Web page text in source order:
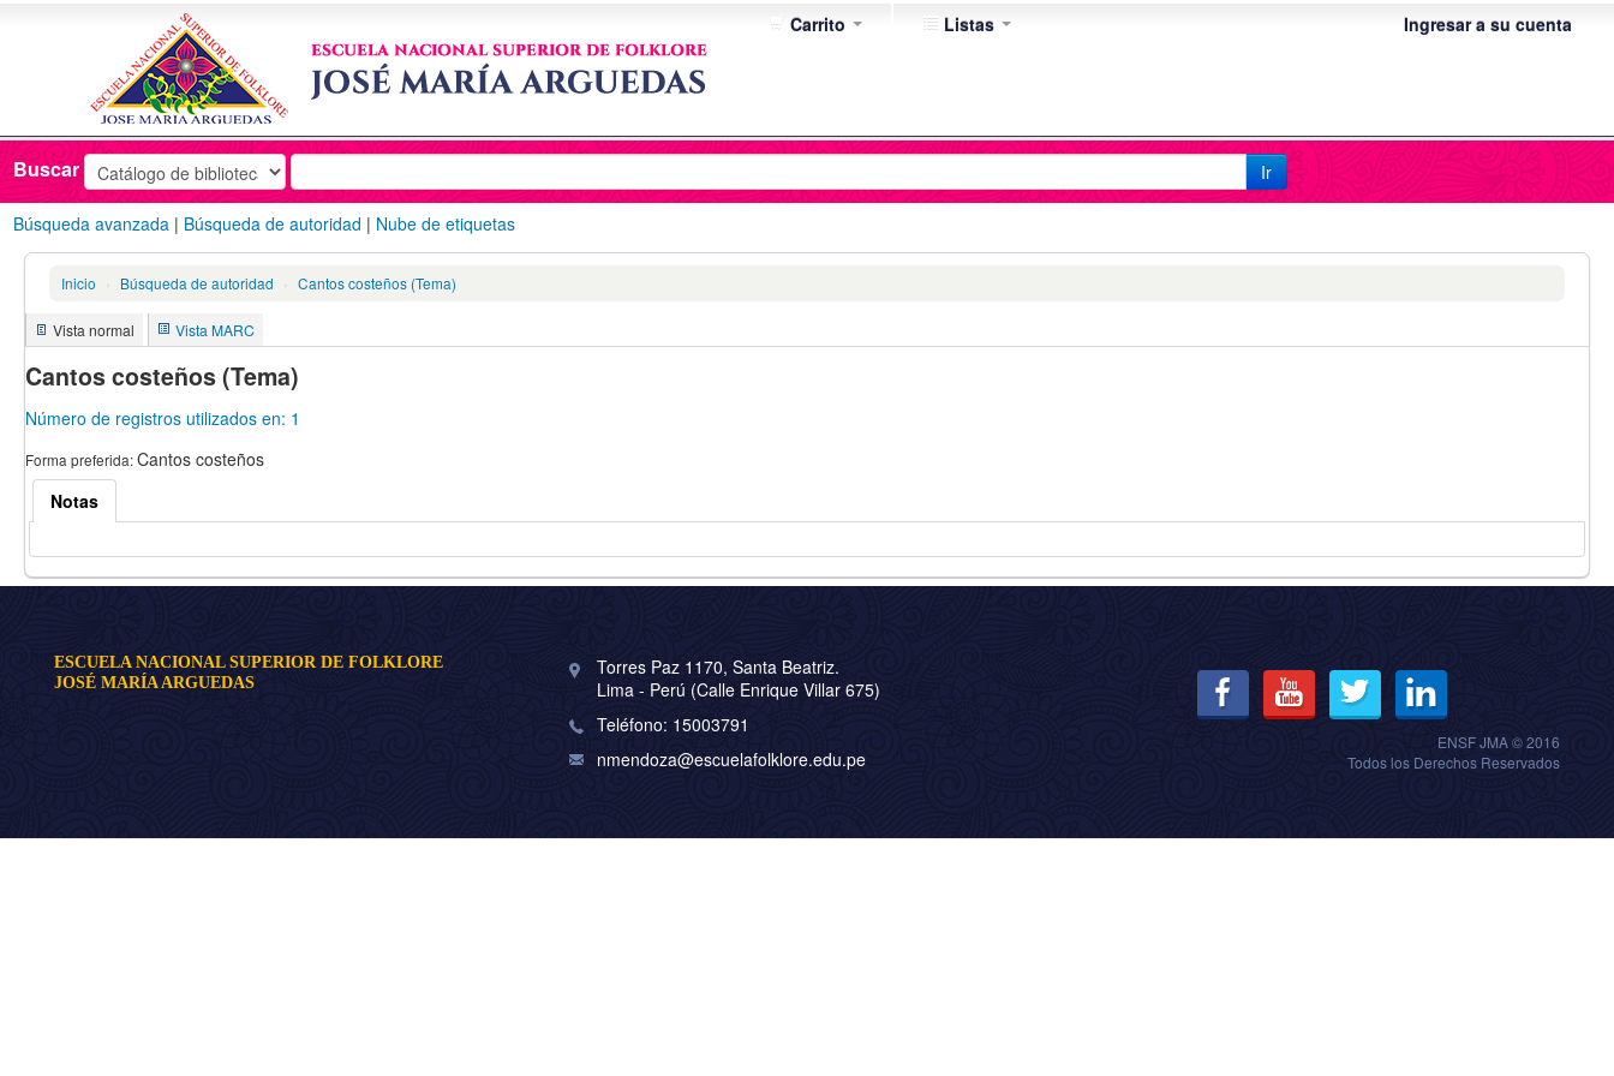
Catálogo
en línea
Carrito Listas Ingresar a su cuenta
Buscar Ir
Búsqueda avanzada Búsqueda de autoridad Nube de etiquetas
Inicio › Búsqueda de autoridad › Cantos costeños (Tema)
Vista normal Vista MARC
Cantos costeños (Tema)
Número de registros utilizados en: 1
Forma preferida:Cantos costeños
Notas
ESCUELA NACIONAL SUPERIOR DE FOLKLORE
JOSÉ MARÍA ARGUEDAS
Torres Paz 1170, Santa Beatriz.
Lima - Perú (Calle Enrique Villar 675)
Teléfono: 15003791
nmendoza@escuelafolklore.edu.pe
ENSF JMA © 2016
Todos los Derechos Reservados